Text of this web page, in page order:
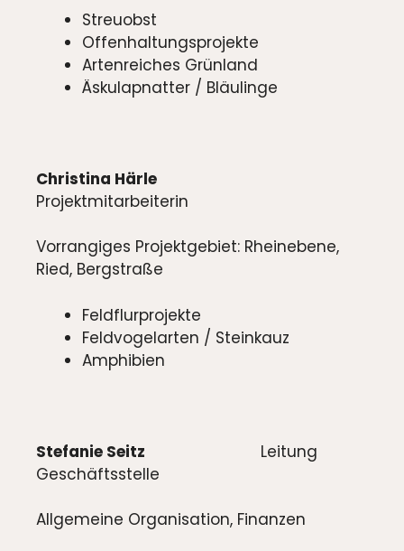
Streuobst
Offenhaltungsprojekte
Artenreiches Grünland
Äskulapnatter / Bläulinge
Christina Härle
Projektmitarbeiterin
Vorrangiges Projektgebiet: Rheinebene,
Ried, Bergstraße
Feldflurprojekte
Feldvogelarten / Steinkauz
Amphibien
Stefanie Seitz Leitung
Geschäftsstelle
Allgemeine Organisation, Finanzen